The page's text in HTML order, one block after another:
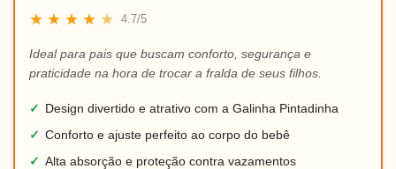
★ ★ ★ ★ ★ 4.7/5
Ideal para pais que buscam conforto, segurança e
praticidade na hora de trocar a fralda de seus filhos.
✓
Design divertido e atrativo com a Galinha Pintadinha
✓ Conforto e ajuste perfeito ao corpo do bebê
✓ Alta absorção e proteção contra vazamentos